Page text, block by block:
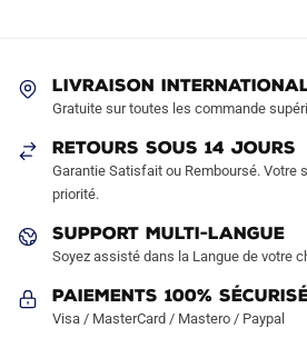
choisies
la
page
produit
LIVRAISON
Gratuite sur toutes les commande
RETOURS SOUS 14 JOURS
Garantie Satisfait ou Remboursé. Votre
priorité.
SUPPORT MULTI-LANGUE
Soyez assisté dans la Langue de votre
Paiements 100%
Visa / MasterCard / Mastero / Paypal